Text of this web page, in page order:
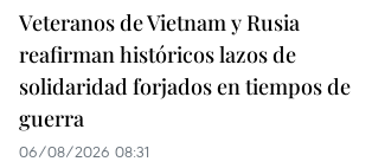
Veteranos de Vietnam y Rusia
reafirman históricos lazos de
solidaridad forjados en tiempos de
guerra
06/08/2026 08:31